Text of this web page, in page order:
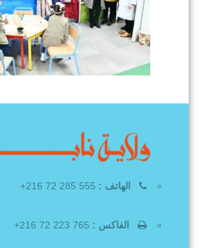
الهاتف :
الفاكس :